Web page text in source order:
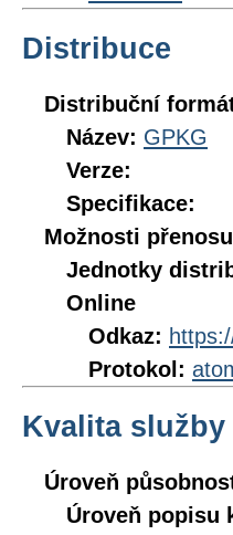
Distribuce
Distribuční
Název: GPKG
Verze:
Specifikace:
Možnosti přenosu
Jednotky
Online
Odkaz:
Protokol:
Kvalita služby
Úroveň
Úroveň popisu